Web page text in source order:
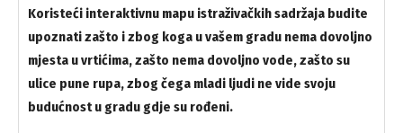
Koristeći interaktivnu mapu istraživačkih sadržaja budite
upoznati zašto i zbog koga u vašem gradu nema dovoljno
mjesta u vrtićima, zašto nema dovoljno vode, zašto su
ulice pune rupa, zbog čega mladi ljudi ne vide svoju
budućnost u gradu gdje su rođeni.